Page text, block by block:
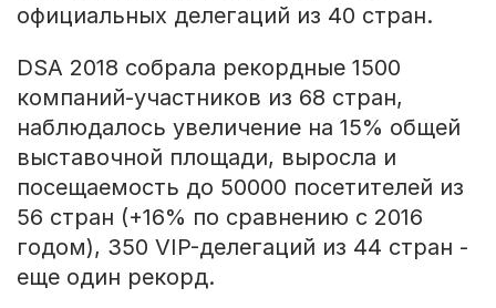
официальных делегаций из 40 стран.
DSA 2018 собрала рекордные 1500
компаний-участников из 68 стран,
наблюдалось увеличение на 15% общей
выставочной площади, выросла и
посещаемость до 50000 посетителей из
56 стран (+16% по сравнению с 2016
годом), 350 VIP-делегаций из 44 стран -
еще один рекорд.